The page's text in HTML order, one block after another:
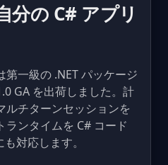
分の C# アプリ
一級の .NET パッケージ
GA を出荷しました。計
ルチターンセッションを
ンタイムを C# コード
対応します。